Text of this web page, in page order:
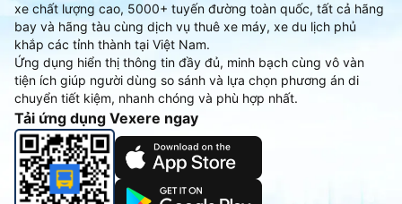
xe chất lượng cao, 5000+ tuyến đường toàn quốc, tất cả hãng
bay và hãng tàu cùng dịch vụ thuê xe máy, xe du lịch phủ
khắp các tỉnh thành tại Việt Nam.
Ứng dụng hiển thị thông tin đầy đủ, minh bạch cùng vô vàn
tiện ích giúp người dùng so sánh và lựa chọn phương án di
chuyển tiết kiệm, nhanh chóng và phù hợp nhất.
Tải ứng dụng Vexere ngay